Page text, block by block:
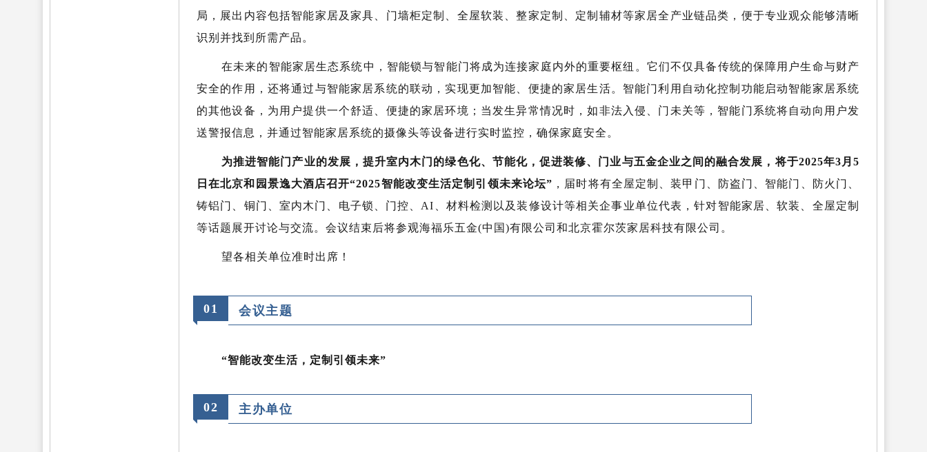
局，展出内容包括智能家居及家具、门墙柜定制、全屋软装、整家定制、定制辅材等家居全产业链品类，便于专业观众能够清晰
识别并找到所需产品。
在未来的智能家居生态系统中，智能锁与智能门将成为连接家庭内外的重要枢纽。它们不仅具备传统的保障用户生命与财产
安全的作用，还将通过与智能家居系统的联动，实现更加智能、便捷的家居生活。智能门利用自动化控制功能启动智能家居系统
的其他设备，为用户提供一个舒适、便捷的家居环境；当发生异常情况时，如非法入侵、门未关等，智能门系统将自动向用户发
送警报信息，并通过智能家居系统的摄像头等设备进行实时监控，确保家庭安全。
为推进智能门产业的发展，提升室内木门的绿色化、节能化，促进装修、门业与五金企业之间的融合发展，将于2025年3月5
日在北京和园景逸大酒店召开“2025智能改变生活定制引领未来论坛” ，届时将有全屋定制、装甲门、防盗门、智能门、防火门、
铸铝门、铜门、室内木门、电子锁、门控、AI、材料检测以及装修设计等相关企事业单位代表，针对智能家居、软装、全屋定制
等话题展开讨论与交流。会议结束后将参观海福乐五金(中国)有限公司和北京霍尔茨家居科技有限公司。
望各相关单位准时出席！
01 会议主题
“智能改变生活，定制引领未来”
02 主办单位